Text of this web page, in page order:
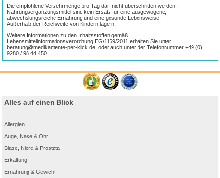
Die empfohlene Verzehrmenge pro Tag darf nicht überschritten werden.
Nahrungsergänzungsmittel sind kein Ersatz für eine ausgewogene,
abwechslungsreiche Ernährung und eine gesunde Lebensweise.
Außerhalb der Reichweite von Kindern lagern.
Weitere Informationen zu den Inhaltsstoffen gemäß
Lebensmittelinformationsverordnung EG/1169/2011 erhalten Sie unter
beratung@medikamente-per-klick.de, oder auch unter der Telefonnummer +49 (0)
9280 / 98 44 450.
Alles auf einen Blick
Allergien
Auge, Nase & Ohr
Blase, Niere & Prostata
Erkältung
Ernährung & Gewicht